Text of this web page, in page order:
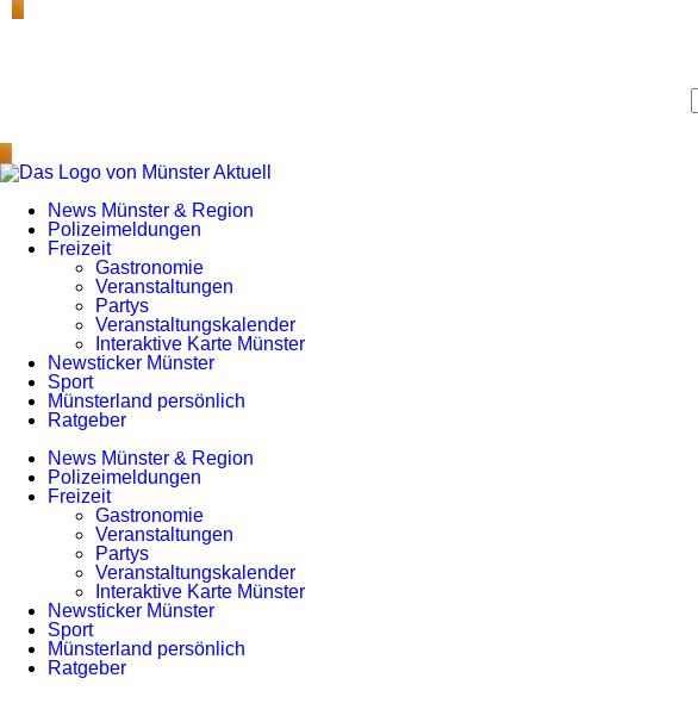
News Münster & Region
Polizeimeldungen
Freizeit
Gastronomie
Veranstaltungen
Partys
Veranstaltungskalender
Interaktive Karte Münster
Newsticker Münster
Sport
Münsterland persönlich
Ratgeber
News Münster & Region
Polizeimeldungen
Freizeit
Gastronomie
Veranstaltungen
Partys
Veranstaltungskalender
Interaktive Karte Münster
Newsticker Münster
Sport
Münsterland persönlich
Ratgeber